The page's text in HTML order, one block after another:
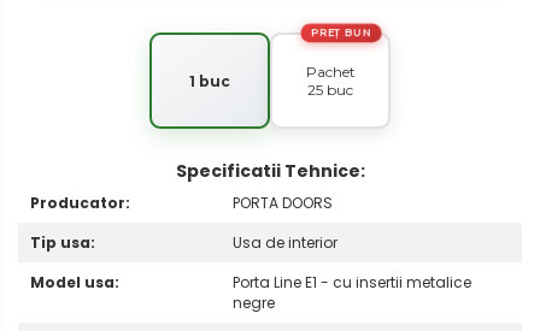
1 buc
Pachet
25 buc
PREȚ BUN
Specificatii Tehnice:
Producator:
PORTA DOORS
Tip usa:
Usa de interior
Model usa:
Porta Line E1 - cu insertii metalice
negre